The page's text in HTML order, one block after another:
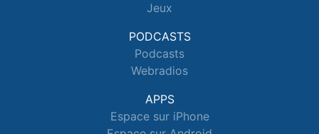
Jeux
PODCASTS
Podcasts
Webradios
APPS
Espace sur iPhone